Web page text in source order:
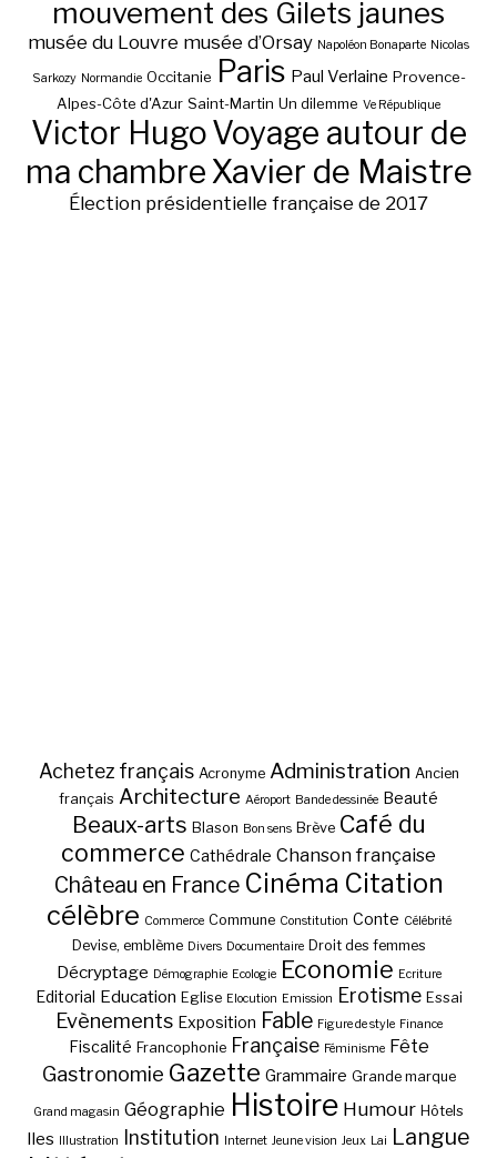
mouvement des Gilets jaunes
musée du Louvre musée d’Orsay Napoléon Bonaparte Nicolas
Sarkozy Normandie Occitanie Paris Paul Verlaine Provence-
Alpes-Côte d'Azur Saint-Martin Un dilemme Ve République
Victor HugoVoyage autour de
ma chambre Xavier de Maistre
Élection présidentielle française de 2017
Achetez français Acronyme Administration Ancien
français Architecture Aéroport Bande dessinée Beauté
Beaux-arts Blason Bon sens Brève Café du
commerce Cathédrale Chanson française
Château en France Cinéma Citation
célèbre Commerce Commune Constitution Conte Célébrité
Devise, emblème Divers Documentaire Droit des femmes
Décryptage Démographie Ecologie Economie Ecriture
Editorial Education Eglise Elocution Emission Erotisme Essai
Evènements Exposition Fable Figure de style Finance
Fiscalité Francophonie Française Féminisme Fête
Gastronomie Gazette Grammaire Grande marque
Grand magasin Géographie Histoire Humour Hôtels
Iles Illustration Institution Internet Jeune vision Jeux Lai Langue